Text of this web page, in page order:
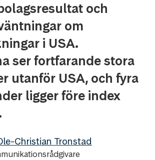
och
om
i USA.
ser fortfarande stora
utanför USA, och fyra
ligger före index
Christian Tronstad